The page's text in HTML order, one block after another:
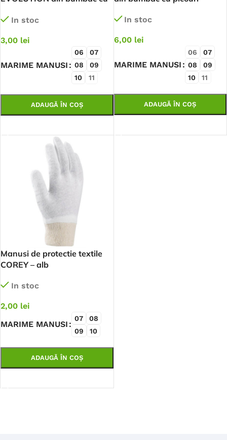
In stoc
3,00 lei
MARIME MANUSI
06
07
08
09
10
11
ADAUGĂ ÎN COȘ
In stoc
6,00 lei
MARIME MANUSI
06
07
08
09
10
11
ADAUGĂ ÎN COȘ
Manusi de protectie textile
COREY – alb
In stoc
2,00 lei
MARIME MANUSI
07
08
09
10
ADAUGĂ ÎN COȘ